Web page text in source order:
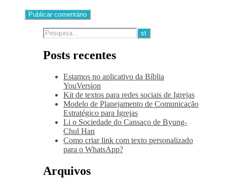
Posts recentes
Estamos no aplicativo da Bíblia
YouVersion
Kit de textos para redes sociais de Igrejas
Modelo de Planejamento de Comunicação
Estratégico para Igrejas
Li o Sociedade do Cansaço de Byung-
Chul Han
Como criar link com texto personalizado
para o WhatsApp?
Arquivos